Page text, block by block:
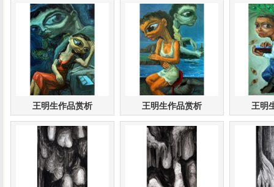
王明生作品赏析 王明生作品赏析 王明